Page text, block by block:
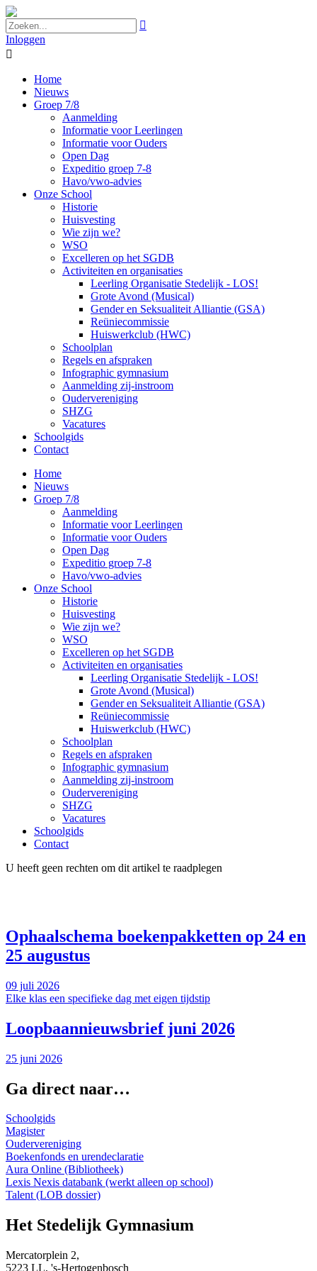

Inloggen

Home
Nieuws
Groep 7/8
Aanmelding
Informatie voor Leerlingen
Informatie voor Ouders
Open Dag
Expeditio groep 7-8
Havo/vwo-advies
Onze School
Historie
Huisvesting
Wie zijn we?
WSO
Excelleren op het SGDB
Activiteiten en organisaties
Leerling Organisatie Stedelijk - LOS!
Grote Avond (Musical)
Gender en Seksualiteit Alliantie (GSA)
Reüniecommissie
Huiswerkclub (HWC)
Schoolplan
Regels en afspraken
Infographic gymnasium
Aanmelding zij-instroom
Oudervereniging
SHZG
Vacatures
Schoolgids
Contact
Home
Nieuws
Groep 7/8
Aanmelding
Informatie voor Leerlingen
Informatie voor Ouders
Open Dag
Expeditio groep 7-8
Havo/vwo-advies
Onze School
Historie
Huisvesting
Wie zijn we?
WSO
Excelleren op het SGDB
Activiteiten en organisaties
Leerling Organisatie Stedelijk - LOS!
Grote Avond (Musical)
Gender en Seksualiteit Alliantie (GSA)
Reüniecommissie
Huiswerkclub (HWC)
Schoolplan
Regels en afspraken
Infographic gymnasium
Aanmelding zij-instroom
Oudervereniging
SHZG
Vacatures
Schoolgids
Contact
U heeft geen rechten om dit artikel te raadplegen
Ophaalschema boekenpakketten op 24 en
25 augustus
09 juli 2026
Elke klas een specifieke dag met eigen tijdstip
Loopbaannieuwsbrief juni 2026
25 juni 2026
Ga direct naar…
Schoolgids
Magister
Oudervereniging
Boekenfonds en urendeclaratie
Aura Online (Bibliotheek)
Lexis Nexis databank (werkt alleen op school)
Talent (LOB dossier)
Het Stedelijk Gymnasium
Mercatorplein 2,
5223 LL, 's-Hertogenbosch